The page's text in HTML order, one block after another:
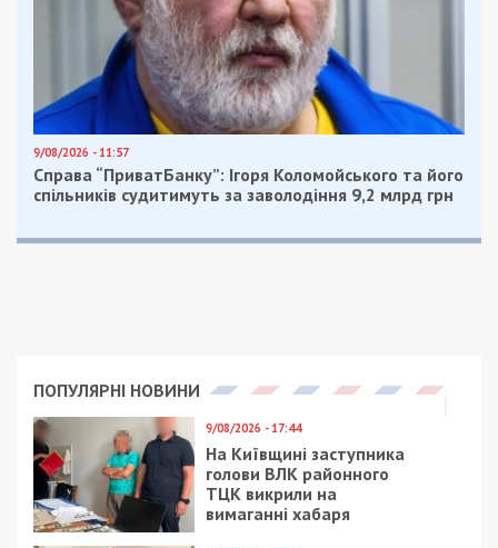
9/08/2026 - 11:57
Справа “ПриватБанку”: Ігоря Коломойського та його
спільників судитимуть за заволодіння 9,2 млрд грн
ПОПУЛЯРНІ НОВИНИ
9/08/2026 - 17:44
На Київщині заступника
голови ВЛК районного
ТЦК викрили на
вимаганні хабаря